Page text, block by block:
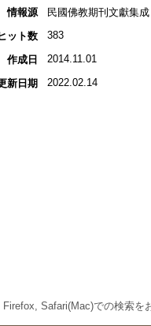
情報源
民國佛教期刊文獻集
ット数
383
作成日 2014.11.01
新日期 2022.02.14
Firefox, Safari(Mac)での検索を